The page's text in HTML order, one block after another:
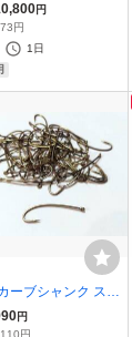
種子 | チタノタ FO
書
円
円
1日
ーブシャンク スト
アイ #10 100本セ
円
円